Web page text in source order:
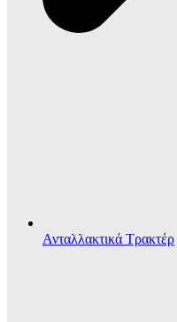
Ανταλλακτικά Τρακτέρ